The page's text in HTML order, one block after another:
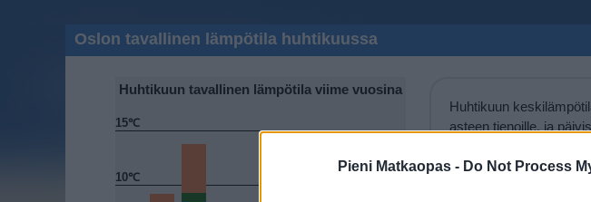
Pieni Matkaopas - Do Not Process
Oslon tavallinen lämpötila huhtikuussa
Huhtikuun tavallinen lämpötila viime vuosina
10℃
15℃
Huhtikuun
asteen tienoille, ja
lämmintä Oslossa on
päivinä on minäkin
Hetkellisesti Oslossa